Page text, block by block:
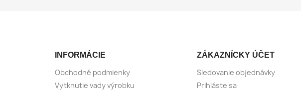
INFORMÁCIE
Obchodné podmienky
Vytknutie vady výrobku
ZÁKAZNÍCKY ÚČET
Sledovanie objednávky
Prihláste sa